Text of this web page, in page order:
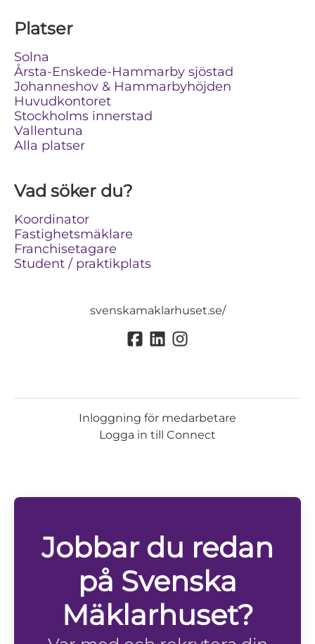
Platser
Solna
Årsta-Enskede-Hammarby sjöstad
Johanneshov & Hammarbyhöjden
Huvudkontoret
Stockholms innerstad
Vallentuna
Alla platser
Vad söker du?
Koordinator
Fastighetsmäklare
Franchisetagare
Student / praktikplats
svenskamaklarhuset.se/
Inloggning för medarbetare
Logga in till Connect
Jobbar du redan
på Svenska
Mäklarhuset?